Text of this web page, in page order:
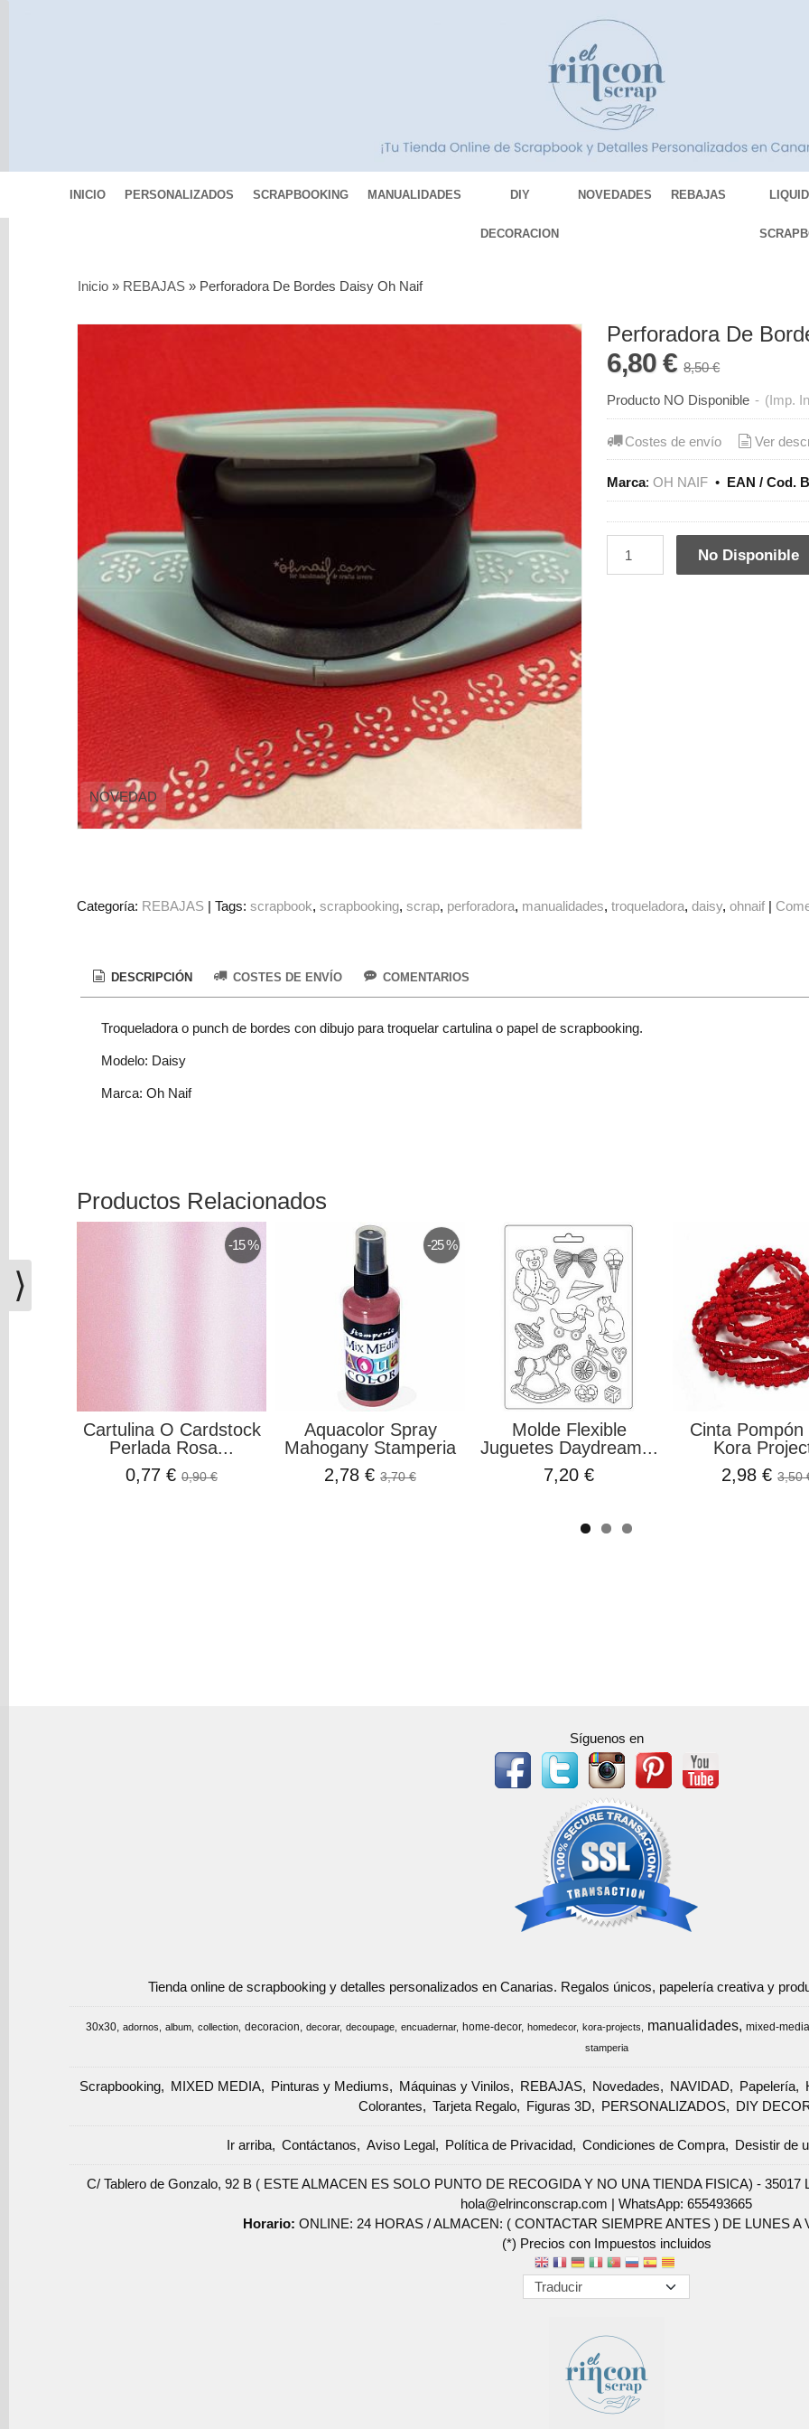
INICIO PERSONALIZADOS SCRAPBOOKING MANUALIDADES DIY
DECORACION
NOVEDADES REBAJAS
REBAJAS
Novedades
NAVIDAD
Papelería
Herramientas
Liquidación
Scrapbooking
Resinas
Colorantes
Figuras
Marcas
Carrito
(0)
Redes
Sociales
Inicio » REBAJAS » Perforadora De Bordes Daisy Oh Naif
NOVEDAD
Perforadora De
6,80 €8,50 €
Producto NO Disponible - (Imp.
Costes de envío Ver
Marca:OH NAIF • EAN / Cod.
No Disponible
Categoría: REBAJAS |Tags:scrapbook scrapbooking scrap perforadora manualidades troqueladora daisy ohnaif |
DESCRIPCIÓN COSTES DE ENVÍO COMENTARIOS
Troqueladora o punch de bordes con dibujo para troquelar cartulina o papel de scrapbooking.
Modelo: Daisy
Marca: Oh Naif
Productos Relacionados
-15 %
Cartulina O Cardstock
Perlada Rosa...
0,77 €0,90 €
-25 %
Aquacolor Spray
Mahogany Stamperia
2,78 €3,70 €
Molde Flexible
Juguetes Daydream...
7,20 €
Cinta Pompón
Kora
2,98 €3,50
Síguenos en
Tienda online de scrapbooking y detalles personalizados en Canarias. Regalos únicos, papelería creativa y
30x30 adornos album collection decoracion decorar decoupage encuadernar home-decor homedecor kora-projects manualidades mixed-media
stamperia
Scrapbooking MIXED MEDIA Pinturas y Mediums Máquinas y Vinilos REBAJAS Novedades NAVIDAD Papelería
Colorantes
Tarjeta Regalo Figuras 3D PERSONALIZADOS DIY
Ir arriba Contáctanos Aviso Legal Política de Privacidad Condiciones de Compra Desistir de
C/ Tablero de Gonzalo, 92 B ( ESTE ALMACEN ES SOLO PUNTO DE RECOGIDA Y NO UNA TIENDA FISICA) -
hola@elrinconscrap.com |WhatsApp: 655493665
Horario:ONLINE: 24 HORAS / ALMACEN: ( CONTACTAR SIEMPRE ANTES ) DE LUNES A
(*) Precios con Impuestos incluidos
⟩